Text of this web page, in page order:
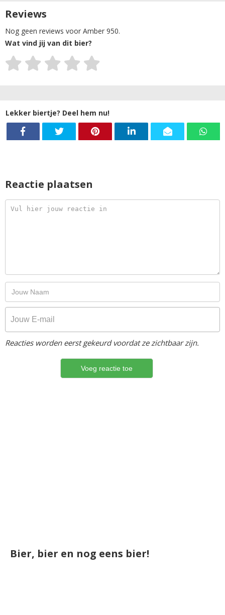
Reviews
Nog geen reviews voor Amber 950.
Wat vind jij van dit bier?
Lekker biertje? Deel hem nu!
Reactie plaatsen
Reacties worden eerst gekeurd voordat ze zichtbaar zijn.
Bier, bier en nog eens bier!